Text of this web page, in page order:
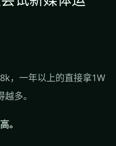
，一年以上的直接拿1W
多。
。